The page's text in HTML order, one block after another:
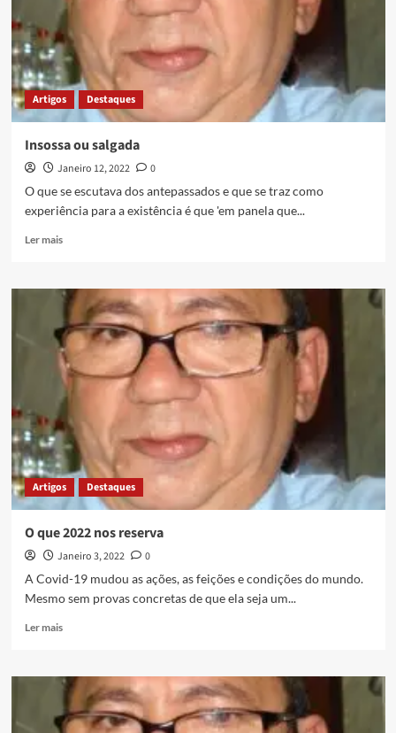
Artigos Destaques
Insossa ou salgada
Janeiro 12, 2022
0
O que se escutava dos antepassados e que se traz como
experiência para a existência é que 'em panela que...
Ler mais
Artigos Destaques
O que 2022 nos reserva
Janeiro 3, 2022
0
A Covid-19 mudou as ações, as feições e condições do mundo.
Mesmo sem provas concretas de que ela seja um...
Ler mais